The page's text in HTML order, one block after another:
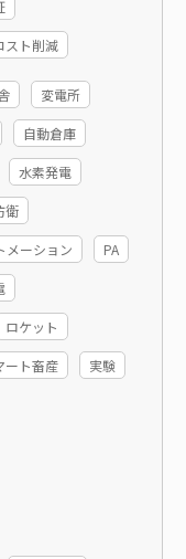
スト削減
変電所
自動倉庫
水素発電
衛
メーション PA
ロケット
ート畜産 実験